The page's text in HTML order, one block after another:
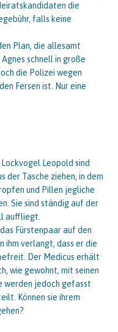
die
falls keine
Plan, die allesamt
schnell in große
die Polizei wegen
Fersen ist. Nur eine
Leopold sind
der Tasche ziehen, in dem
und Pillen jegliche
Sie sind ständig auf der
auffliegt.
Fürstenpaar auf den
ihm verlangt, dass er die
Der Medicus erhält
wie gewohnt, mit seinen
werden jedoch gefasst
Können sie ihrem